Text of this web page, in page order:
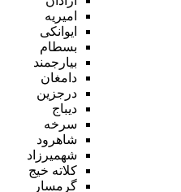
امیریه
ایوانکی
بسطام
بیارجمند
دامغان
درجزین
دیباج
سرخه
شاهرود
شهمیرزاد
کلاته خیج
گرمسار